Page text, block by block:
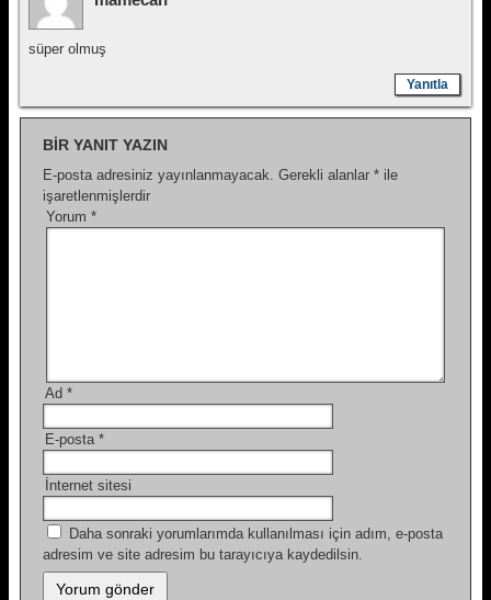
süper olmuş
Yanıtla
BIR YANIT YAZIN
E-posta adresiniz yayınlanmayacak. Gerekli alanlar * ile
işaretlenmişlerdir
Yorum *
Ad *
E-posta *
İnternet sitesi
Daha sonraki yorumlarımda kullanılması için adım, e-posta
adresim ve site adresim bu tarayıcıya kaydedilsin.